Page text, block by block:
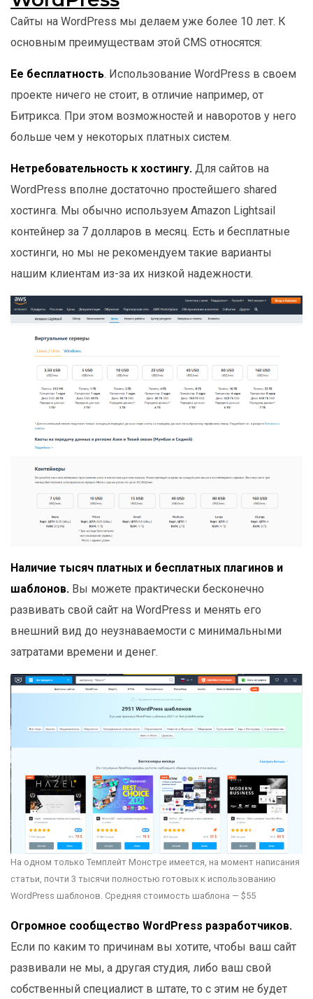
Сайты на WordPress мы делаем уже более 10 лет. К
основным преимуществам этой CMS относятся:
Ее бесплатность. Использование WordPress в своем
проекте ничего не стоит, в отличие например, от
Битрикса. При этом возможностей и наворотов у него
больше чем у некоторых платных систем.
Нетребовательность к хостингу. Для сайтов на
WordPress вполне достаточно простейшего shared
хостинга. Мы обычно используем Amazon Lightsail
контейнер за 7 долларов в месяц. Есть и бесплатные
хостинги, но мы не рекомендуем такие варианты
нашим клиентам из-за их низкой надежности.
Наличие тысяч платных и бесплатных плагинов и
шаблонов. Вы можете практически бесконечно
развивать свой сайт на WordPress и менять его
внешний вид до неузнаваемости с минимальными
затратами времени и денег.
На одном только Темплейт Монстре имеется, на момент написания
статьи, почти 3 тысячи полностью готовых к использованию
WordPress шаблонов. Средняя стоимость шаблона — $55
Огромное сообщество WordPress разработчиков.
Если по каким то причинам вы хотите, чтобы ваш сайт
развивали не мы, а другая студия, либо ваш свой
собственный специалист в штате, то с этим не будет